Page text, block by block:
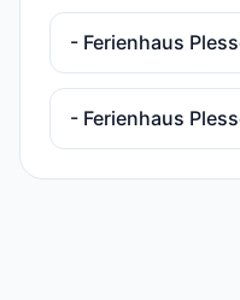
- Ferienhaus
- Ferienhaus